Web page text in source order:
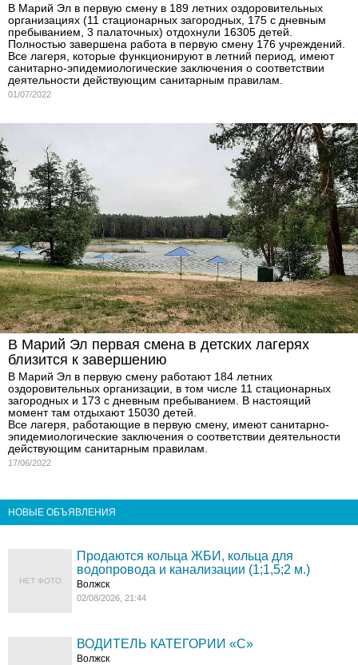
В Марий Эл в первую смену в 189 летних оздоровительных
организациях (11 стационарных загородных, 175 с дневным
пребыванием, 3 палаточных) отдохнули 16305 детей.
Полностью завершена работа в первую смену 176 учреждений.
Все лагеря, которые функционируют в летний период, имеют
санитарно-эпидемиологические заключения о соответствии
деятельности действующим санитарным правилам.
01/07/2022
В Марий Эл первая смена в детских лагерях
близится к завершению
В Марий Эл в первую смену работают 184 летних
оздоровительных организации, в том числе 11 стационарных
загородных и 173 с дневным пребыванием. В настоящий
момент там отдыхают 15030 детей.
Все лагеря, работающие в первую смену, имеют санитарно-
эпидемиологические заключения о соответствии деятельности
действующим санитарным правилам.
17/06/2022
НОВЫЕ ОБЪЯВЛЕНИЯ
НЕТ ФОТО
Продаются кольца ЖБИ, кольца для
водопровода и канализации (1;1,5;2 м.)
Волжск
02/08/2026, 21:44
ВОДИТЕЛЬ КАТЕГОРИИ «C»
Волжск